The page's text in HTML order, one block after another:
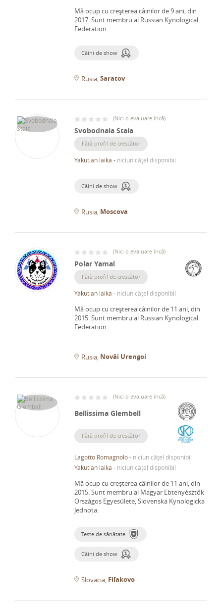
Mă ocup cu creșterea câinilor de 9 ani, din
2017.Sunt membru al Russian Kynological
Federation.
Câini de show
Rusia Saratov
(Nici o evaluare încă)
Svobodnaia Staia
Fără profil de crescător
Yakutian laika - niciun cățel disponibil
Câini de show
Rusia Moscova
(Nici o evaluare încă)
Polar Yamal
Fără profil de crescător
Yakutian laika - niciun cățel disponibil
Mă ocup cu creșterea câinilor de 11 ani, din
2015.Sunt membru al Russian Kynological
Federation.
Rusia Novâi Urengoi
(Nici o evaluare încă)
Bellissima Glembell
Fără profil de crescător
Lagotto Romagnolo- niciun cățel disponibil
Yakutian laika - niciun cățel disponibil
Mă ocup cu creșterea câinilor de 11 ani, din
2015.Sunt membru al Magyar Ebtenyésztők
Országos Egyesülete, Slovenska Kynologicka
Jednota.
Teste de sănătate
Câini de show
Slovacia Fiľakovo